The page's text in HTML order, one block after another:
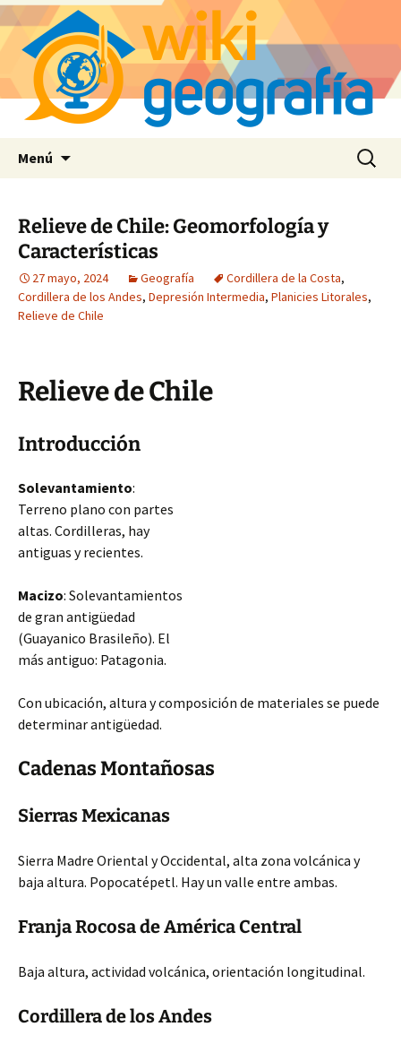
Menú Buscar:
Relieve de Chile: Geomorfología y
Características
27 mayo, 2024 Geografía Cordillera de la Costa,
Cordillera de los Andes, Depresión Intermedia, Planicies Litorales,
Relieve de Chile
Relieve de Chile
Introducción
Solevantamiento:
Terreno plano con partes
altas. Cordilleras, hay
antiguas y recientes.
Macizo: Solevantamientos
de gran antigüedad
(Guayanico Brasileño). El
más antiguo: Patagonia.
Con ubicación, altura y composición de materiales se puede
determinar antigüedad.
Cadenas Montañosas
Sierras Mexicanas
Sierra Madre Oriental y Occidental, alta zona volcánica y
baja altura. Popocatépetl. Hay un valle entre ambas.
Franja Rocosa de América Central
Baja altura, actividad volcánica, orientación longitudinal.
Cordillera de los Andes